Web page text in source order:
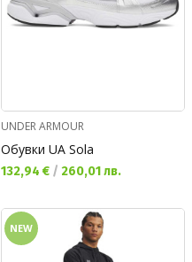
UNDER ARMOUR
Обувки UA Sola
Текуща цена:
132,94 € / 260,01 лв.
NEW